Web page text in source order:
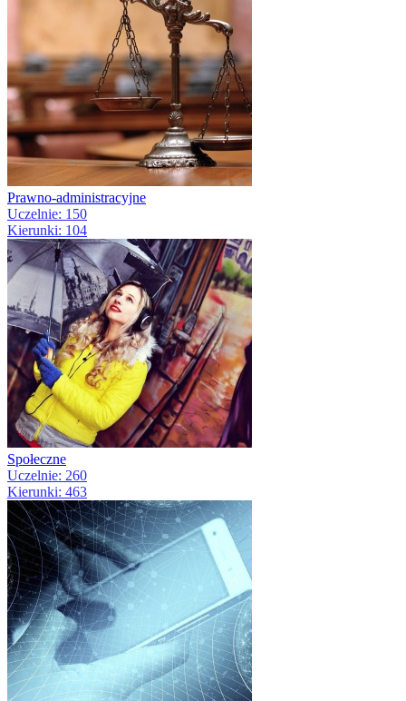
Prawno-administracyjne
Uczelnie: 150
Kierunki: 104
Społeczne
Uczelnie: 260
Kierunki: 463